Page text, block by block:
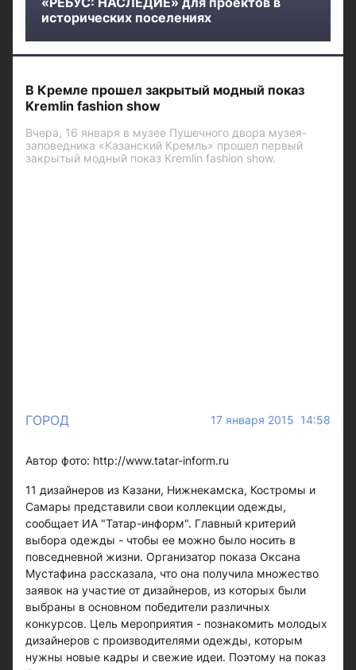
исторических поселениях
В Кремле прошел закрытый модный показ
Kremlin fashion show
Вчера, 16 января в музее Пушечного двора музея-
заповедника «Казанский Кремль» прошел первый
закрытый модный показ Kremlin fashion show.
ГОРОД 17 января 2015 14:58
Автор фото: http://www.tatar-inform.ru
11 дизайнеров из Казани, Нижнекамска, Костромы и
Самары представили свои коллекции одежды,
сообщает ИА "Татар-информ". Главный критерий
выбора одежды - чтобы ее можно было носить в
повседневной жизни. Организатор показа Оксана
Мустафина рассказала, что она получила множество
заявок на участие от дизайнеров, из которых были
выбраны в основном победители различных
конкурсов. Цель мероприятия - познакомить молодых
дизайнеров с производителями одежды, которым
нужны новые кадры и свежие идеи. Поэтому на показ